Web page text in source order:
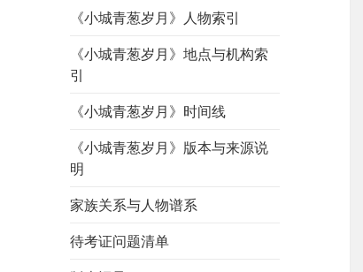
《小城青葱岁月》人物索引
《小城青葱岁月》地点与机构索
引
《小城青葱岁月》时间线
《小城青葱岁月》版本与来源说
明
家族关系与人物谱系
待考证问题清单